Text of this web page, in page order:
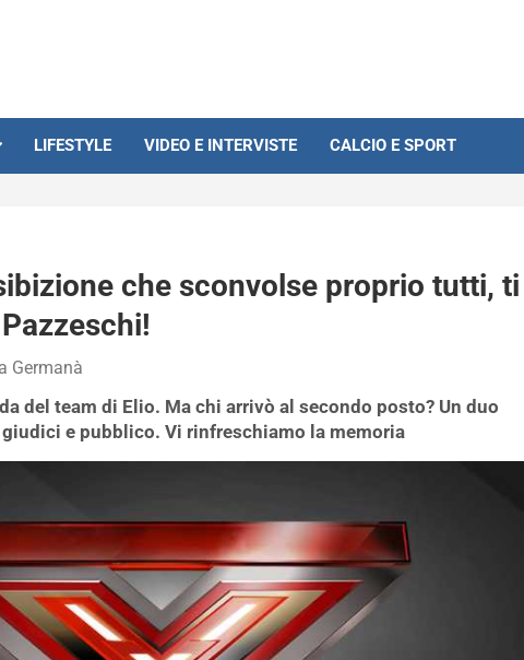
LIFESTYLE VIDEO E INTERVISTE CALCIO E SPORT
che sconvolse proprio tutti, ti
Germanà
del team di Elio. Ma chi arrivò al secondo posto? Un duo
e pubblico. Vi rinfreschiamo la memoria